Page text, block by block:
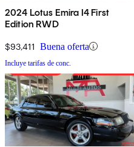
2024 Lotus Emira I4 First
Edition RWD
$93,411 Buena oferta
Incluye tarifas de conc.